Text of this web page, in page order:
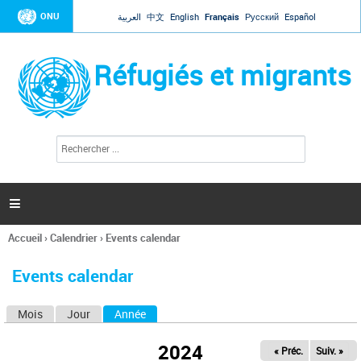
Jump to navigation
ONU العربية 中文 English Français Русский Español
Réfugiés et migrants
l
c
h
e

Vous
ici
Accueil›Calendrier› Events calendar
Events calendar
Mois Jour Année
2024 « Préc. Suiv. »